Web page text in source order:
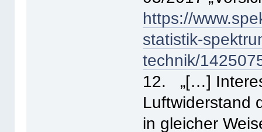
https://
statistik-
technik/
12. „[…]
Luftwiderstand
in gleicher